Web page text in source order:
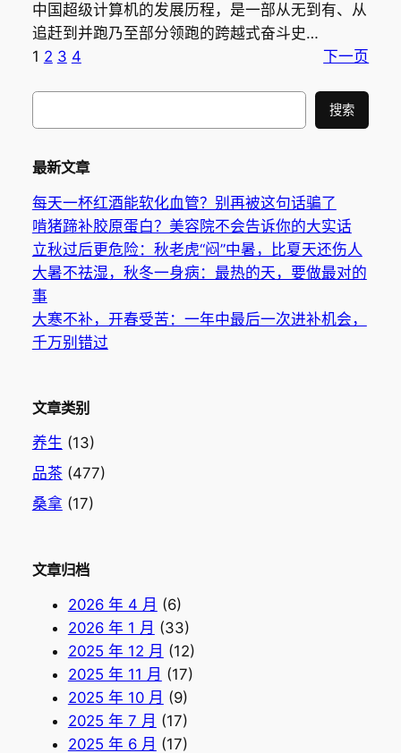
中国超级计算机的发展历程，是一部从无到有、从
追赶到并跑乃至部分领跑的跨越式奋斗史…
1 2 3 4 下一页
搜
搜索
最新文章
每天一杯红酒能软化血管？别再被这句话骗了
啃猪蹄补胶原蛋白？美容院不会告诉你的大实话
立秋过后更危险：秋老虎“闷”中暑，比夏天还伤人
大暑不祛湿，秋冬一身病：最热的天，要做最对的
事
大寒不补，开春受苦：一年中最后一次进补机会，
千万别错过
文章类别
养生 (13)
品茶 (477)
桑拿 (17)
文章归档
2026 年 4 月 (6)
2026 年 1 月 (33)
2025 年 12 月 (12)
2025 年 11 月 (17)
2025 年 10 月 (9)
2025 年 7 月 (17)
2025 年 6 月 (17)